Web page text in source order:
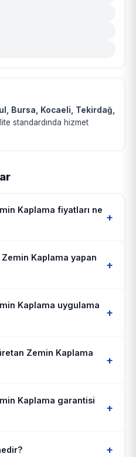
Bursa, Kocaeli, Tekirdağ,
standardında hizmet
Kaplama fiyatları ne
+
Kaplama yapan
+
Kaplama uygulama
+
Zemin Kaplama
+
Kaplama garantisi
+
+